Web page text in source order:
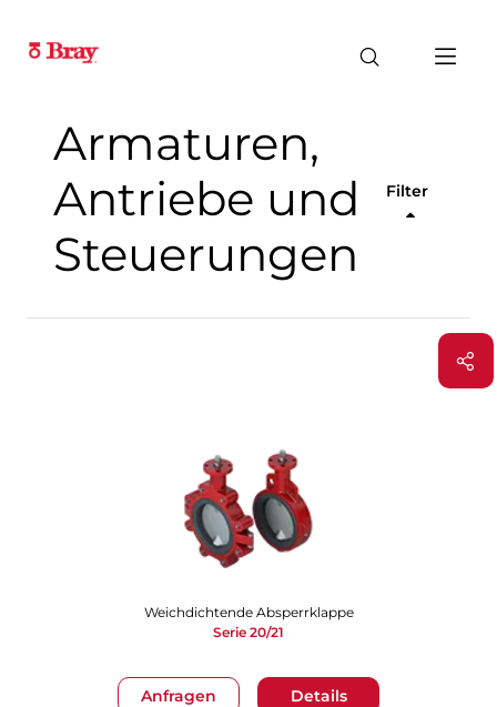
Armaturen,
Antriebe und
Steuerungen
Filter
Anfragen Details
Weichdichtende Absperrklappe
Serie 20/21